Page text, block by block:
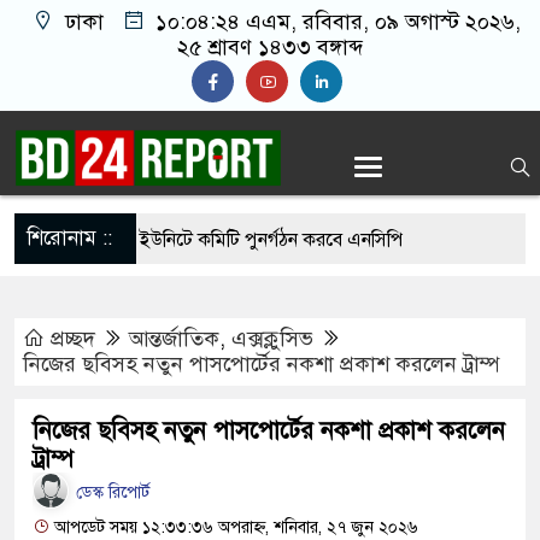
ঢাকা ১০:০৪:২৫ এএম, রবিবার, ০৯ অগাস্ট ২০২৬,
২৫ শ্রাবণ ১৪৩৩ বঙ্গাব্দ
শিরোনাম ::
দেশের সব ইউনিটে কমিটি পুনর্গঠন করবে এনসিপি
স্থির থাকতে পারে না: রাষ্ট্রপতির প্রার্থীতা
বিএনপি ছাড়া কেউ মনোনয়নপত্র নেননি: ইসি সচিব
পরিদর্শনে গিয়ে দেখলেন দায়িত্ব অবহেলা, সিভিল
প্রচ্ছদ আন্তর্জাতিক, এক্সক্লুসিভ
নিজের ছবিসহ নতুন পাসপোর্টের নকশা প্রকাশ করলেন ট্রাম্প
নিজের ছবিসহ নতুন পাসপোর্টের নকশা প্রকাশ করলেন
ট্রাম্প
ডেস্ক রিপোর্ট
আপডেট সময় ১২:৩৩:৩৬ অপরাহ্ন, শনিবার, ২৭ জুন ২০২৬